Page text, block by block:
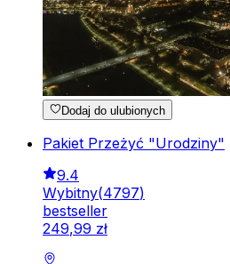
Dodaj do ulubionych
Pakiet Przeżyć "Urodziny"
9.4
Wybitny(4797)
bestseller
249,99 zł